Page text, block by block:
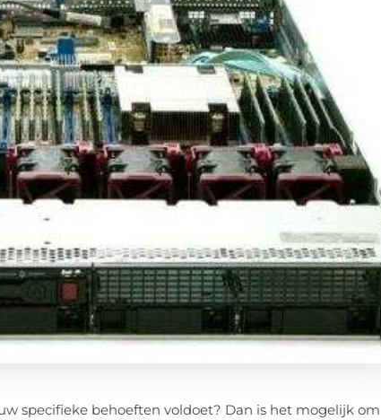
specifieke behoeften voldoet? Dan is het mogelijk om